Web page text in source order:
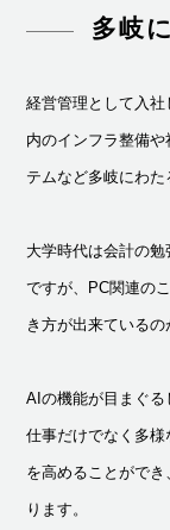
多岐
経営管理として入
内のインフラ整備
テムなど多岐にわた
大学時代は会計の
ですが、PC関連の
き方が出来ているの
AIの機能が目まぐ
仕事だけでなく多
を高めることがで
ります。